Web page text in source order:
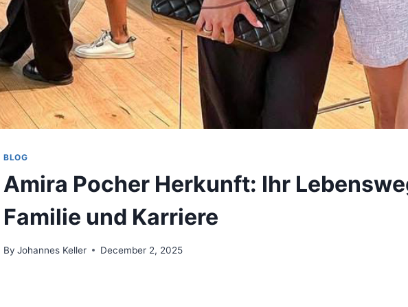
BLOG
Amira Pocher Herkunft: Ihr
Familie und Karriere
By Johannes Keller December 2, 2025